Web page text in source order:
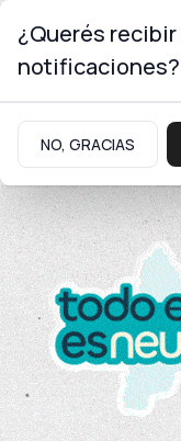
Educación
¿Querés
notificaciones?
NO, GRACIAS